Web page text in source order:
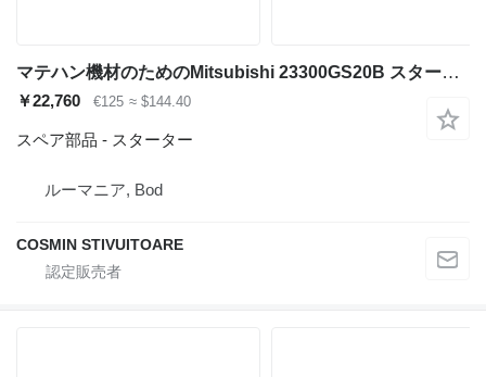
マテハン機材のためのMitsubishi 23300GS20B スターター
￥22,760 €125 ≈ $144.40
スペア部品 - スターター
ルーマニア, Bod
COSMIN STIVUITOARE